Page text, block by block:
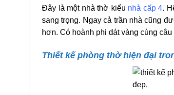
Đây là một nhà thờ kiểu nhà cấp 4.
sang trọng. Ngay cả trần nhà cũng
hơn. Có hoành phi dát vàng cùng
Thiết kế phòng thờ hiện đại